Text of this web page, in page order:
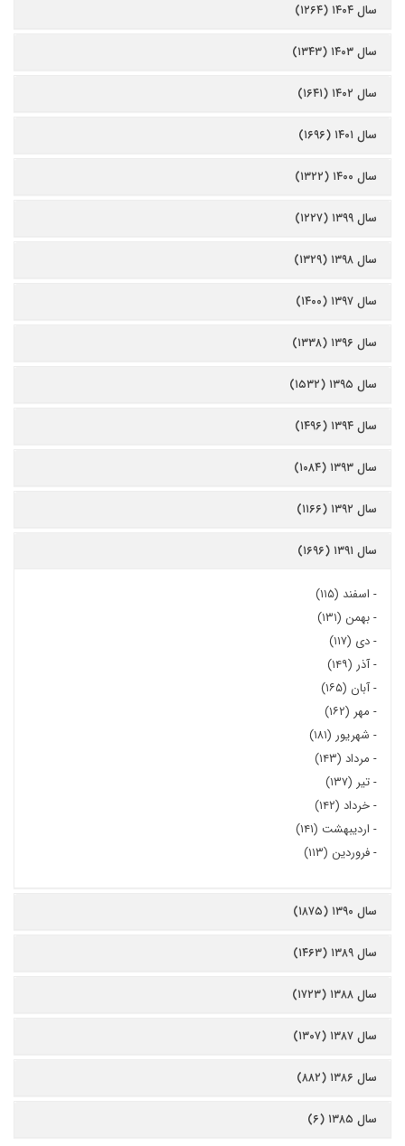
سال ۱۴۰۴ (۱۲۶۴)
سال ۱۴۰۳ (۱۳۴۳)
سال ۱۴۰۲ (۱۶۴۱)
سال ۱۴۰۱ (۱۶۹۶)
سال ۱۴۰۰ (۱۳۲۲)
سال ۱۳۹۹ (۱۲۲۷)
سال ۱۳۹۸ (۱۳۲۹)
سال ۱۳۹۷ (۱۴۰۰)
سال ۱۳۹۶ (۱۳۳۸)
سال ۱۳۹۵ (۱۵۳۲)
سال ۱۳۹۴ (۱۴۹۶)
سال ۱۳۹۳ (۱۰۸۴)
سال ۱۳۹۲ (۱۱۶۶)
سال ۱۳۹۱ (۱۶۹۶)
- اسفند (۱۱۵)
-بهمن (۱۳۱)
-دی (۱۱۷)
-آذر (۱۴۹)
-آبان (۱۶۵)
- مهر (۱۶۲)
- شهریور (۱۸۱)
- مرداد (۱۴۳)
-تیر (۱۳۷)
-خرداد (۱۴۲)
- اردیبهشت (۱۴۱)
-فروردین (۱۱۳)
سال ۱۳۹۰ (۱۸۷۵)
سال ۱۳۸۹ (۱۴۶۳)
سال ۱۳۸۸ (۱۷۲۳)
سال ۱۳۸۷ (۱۳۰۷)
سال ۱۳۸۶ (۸۸۲)
سال ۱۳۸۵ (۶)